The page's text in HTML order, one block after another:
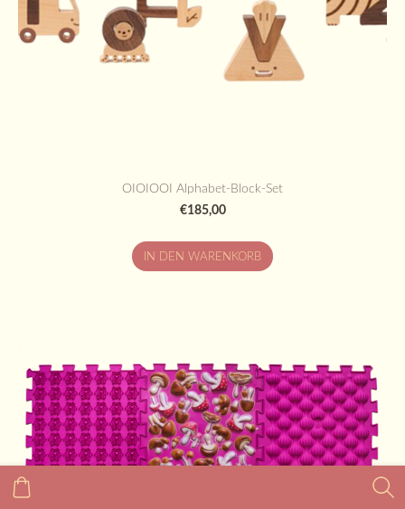
OIOIOOI Alphabet-Block-Set
€185,00
IN DEN WARENKORB